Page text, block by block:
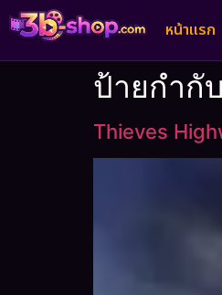
หน้าแรก
ป้ายกำกั
Thieves